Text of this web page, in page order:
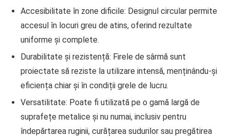
Accesibilitate în zone dificile: Designul circular permite
accesul în locuri greu de atins, oferind rezultate
uniforme și complete.
Durabilitate și rezistență: Firele de sârmă sunt
proiectate să reziste la utilizare intensă, menținându-și
eficiența chiar și în condiții grele de lucru.
Versatilitate: Poate fi utilizată pe o gamă largă de
suprafețe metalice și nu numai, inclusiv pentru
îndepărtarea ruginii, curățarea sudurilor sau pregătirea